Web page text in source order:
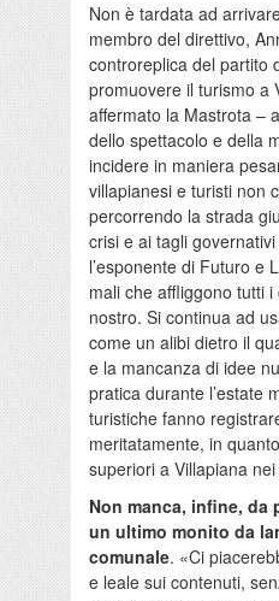
Non è tardata ad
membro del direttivo,
controreplica del partito
promuovere il turismo a
affermato la Mastrota –
dello spettacolo e della
incidere in maniera
villapianesi e turisti non
percorrendo la strada
crisi e ai tagli
l’esponente di Futuro e
mali che affliggono tutti
nostro. Si continua ad
come un alibi dietro il
e la mancanza di idee
pratica durante l’estate
turistiche fanno
meritatamente, in
superiori a Villapiana
Non manca, infine, da
un ultimo monito da
comunale. «Ci
e leale sui contenuti,